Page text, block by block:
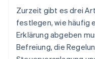
Zurzeit gibt es drei
festlegen, wie häufig
Erklärung abgeben
Befreiung, die